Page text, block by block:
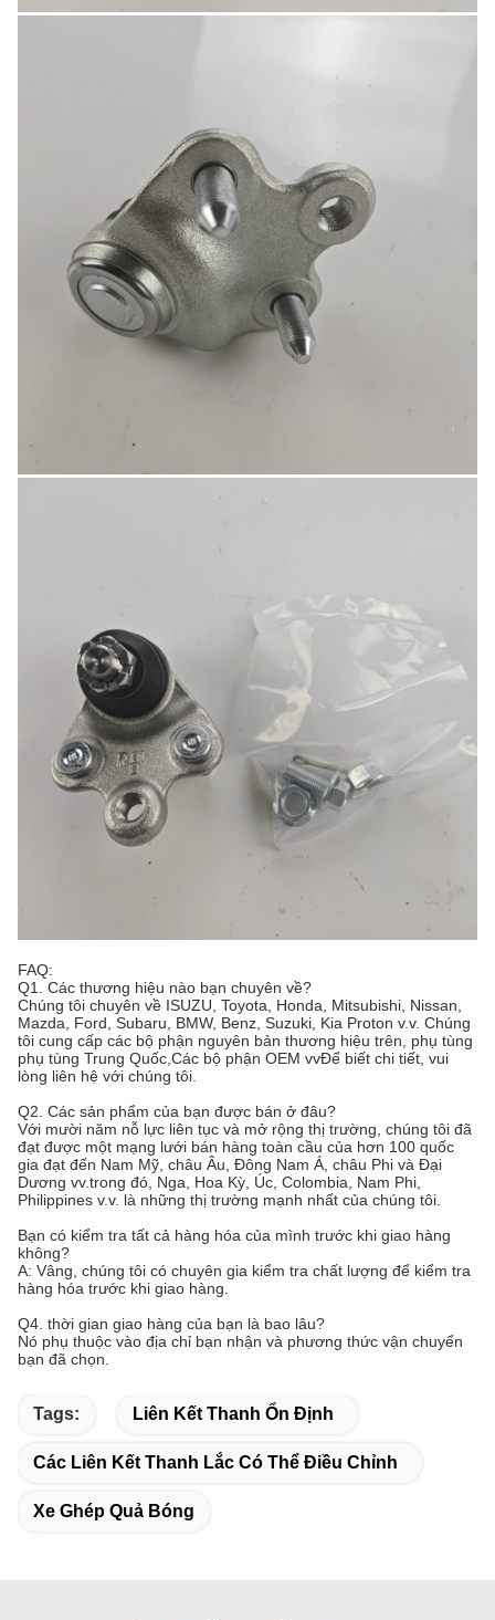
FAQ:
Q1. Các thương hiệu nào bạn chuyên về?
Chúng tôi chuyên về ISUZU, Toyota, Honda, Mitsubishi, Nissan,
Mazda, Ford, Subaru, BMW, Benz, Suzuki, Kia Proton v.v. Chúng
tôi cung cấp các bộ phận nguyên bản thương hiệu trên, phụ tùng
phụ tùng Trung Quốc,Các bộ phận OEM vvĐể biết chi tiết, vui
lòng liên hệ với chúng tôi.
Q2. Các sản phẩm của bạn được bán ở đâu?
Với mười năm nỗ lực liên tục và mở rộng thị trường, chúng tôi đã
đạt được một mạng lưới bán hàng toàn cầu của hơn 100 quốc
gia đạt đến Nam Mỹ, châu Âu, Đông Nam Á, châu Phi và Đại
Dương vv.trong đó, Nga, Hoa Kỳ, Úc, Colombia, Nam Phi,
Philippines v.v. là những thị trường mạnh nhất của chúng tôi.
Bạn có kiểm tra tất cả hàng hóa của mình trước khi giao hàng
không?
A: Vâng, chúng tôi có chuyên gia kiểm tra chất lượng để kiểm tra
hàng hóa trước khi giao hàng.
Q4. thời gian giao hàng của bạn là bao lâu?
Nó phụ thuộc vào địa chỉ bạn nhận và phương thức vận chuyển
bạn đã chọn.
Tags: Liên Kết Thanh Ổn Định
Các Liên Kết Thanh Lắc Có Thể Điều Chỉnh
Xe Ghép Quả Bóng